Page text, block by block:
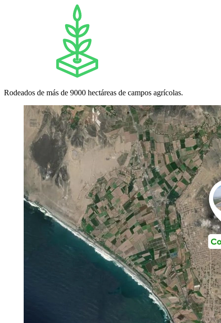
Rodeados de más de 9000 hectáreas de campos agrícolas.